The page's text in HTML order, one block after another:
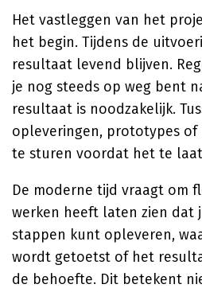
Het vastleggen van het
het begin. Tijdens de
resultaat levend blijven.
je nog steeds op weg bent
resultaat is noodzakelijk.
opleveringen, prototypes of
te sturen voordat het te
De moderne tijd vraagt om
werken heeft laten zien dat
stappen kunt opleveren,
wordt getoetst of het
de behoefte. Dit betekent